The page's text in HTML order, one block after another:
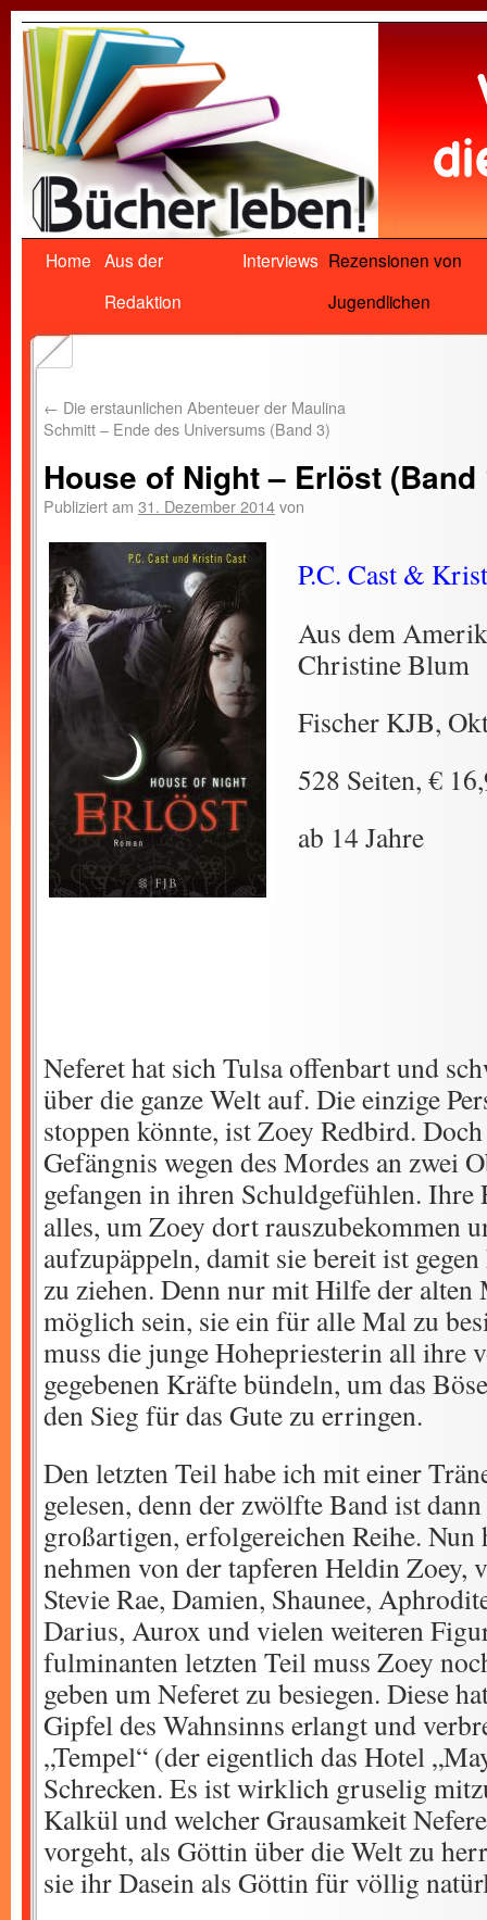
Home Aus der
Redaktion
Interviews Rezensionen von
Jugendlichen
← Die erstaunlichen Abenteuer der Maulina
Schmitt – Ende des Universums (Band 3)
House of Night – Erlöst (Band
Publiziert am 31. Dezember 2014von
P.C. Cast &
Aus dem
Christine Blum
Fischer KJB,
528 Seiten, €
ab 14 Jahre
Neferet hat sich Tulsa offenbart und
über die ganze Welt auf. Die einzige
stoppen könnte, ist Zoey Redbird.
Gefängnis wegen des Mordes an zwei
gefangen in ihren Schuldgefühlen. Ihre
alles, um Zoey dort rauszubekommen
aufzupäppeln, damit sie bereit ist
zu ziehen. Denn nur mit Hilfe der alten
möglich sein, sie ein für alle Mal zu
muss die junge Hohepriesterin all ihre
gegebenen Kräfte bündeln, um das
den Sieg für das Gute zu erringen.
Den letzten Teil habe ich mit einer
gelesen, denn der zwölfte Band ist
großartigen, erfolgereichen Reihe. Nun
nehmen von der tapferen Heldin Zoey,
Stevie Rae, Damien, Shaunee,
Darius, Aurox und vielen weiteren
fulminanten letzten Teil muss Zoey
geben um Neferet zu besiegen. Diese
Gipfel des Wahnsinns erlangt und
„Tempel“ (der eigentlich das Hotel
Schrecken. Es ist wirklich gruselig
Kalkül und welcher Grausamkeit
vorgeht, als Göttin über die Welt zu
sie ihr Dasein als Göttin für völlig